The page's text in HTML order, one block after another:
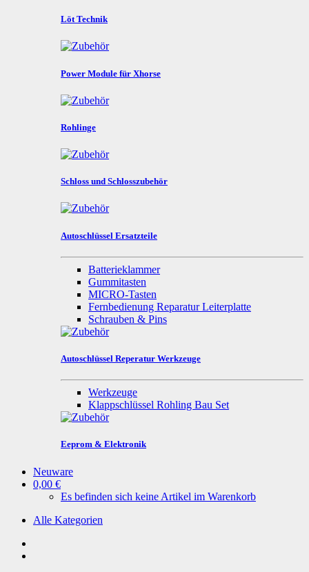
Löt Technik
Power Module für Xhorse
Rohlinge
Schloss und Schlosszubehör
Autoschlüssel Ersatzteile
Batterieklammer
Gummitasten
MICRO-Tasten
Fernbedienung Reparatur Leiterplatte
Schrauben & Pins
Autoschlüssel Reperatur Werkzeuge
Werkzeuge
Klappschlüssel Rohling Bau Set
Eeprom & Elektronik
Neuware
0,00 €
Es befinden sich keine Artikel im Warenkorb
Alle Kategorien